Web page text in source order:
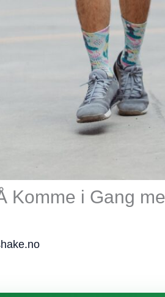
Komme i Gang